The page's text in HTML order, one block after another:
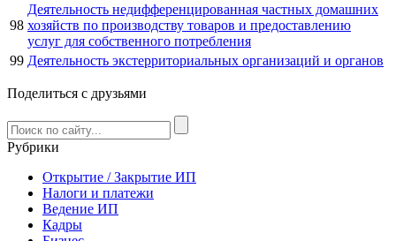
98
Деятельность недифференцированная частных домашних
хозяйств по производству товаров и предоставлению
услуг для собственного потребления
99 Деятельность экстерриториальных организаций и органов
Поделиться с друзьями
Рубрики
Открытие / Закрытие ИП
Налоги и платежи
Ведение ИП
Кадры